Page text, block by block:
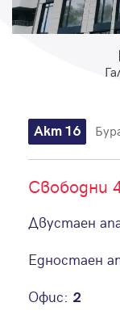
Акт 16
Свободни
Двустаен
Едностаен
Офис: 2
Парола